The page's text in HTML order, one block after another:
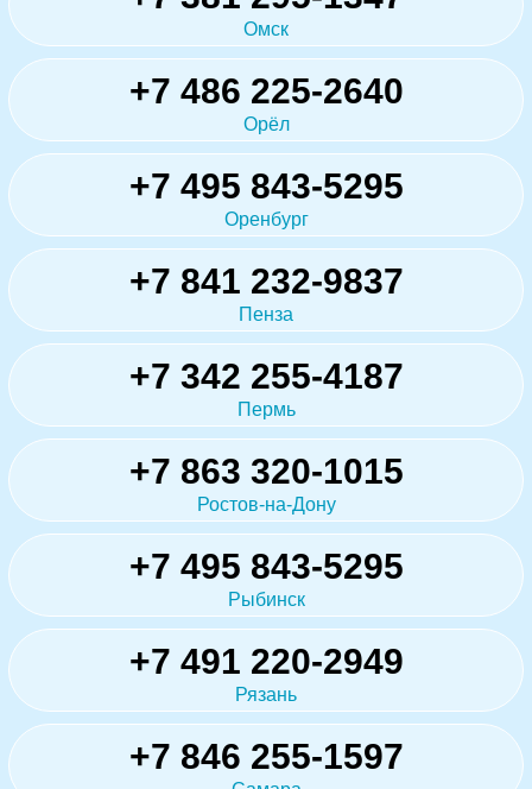
Омск
+7 486 225-2640
Орёл
+7 495 843-5295
Оренбург
+7 841 232-9837
Пенза
+7 342 255-4187
Пермь
+7 863 320-1015
Ростов-на-Дону
+7 495 843-5295
Рыбинск
+7 491 220-2949
Рязань
+7 846 255-1597